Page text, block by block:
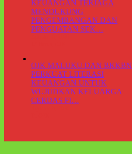
KEUANGAN TERJAGA
MENDUKUNG
PENGEMBANGAN DAN
PENGUATAN SEK…
OJK MALUKU DAN BKKBN
PERKUAT LITERASI
KEUANGAN UNTUK
WUJUDKAN KELUARGA
CERDAS FI…